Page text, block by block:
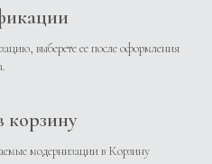
выберете ее после оформления
корзину
модернизации в Корзину